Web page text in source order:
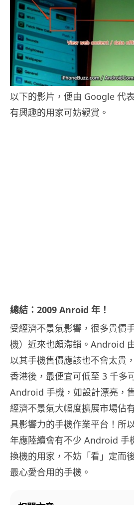
以下的影片，便由 Google 代
有興趣的用家可妨觀賞。
總結：2009 Anroid 年！
受經濟不景氣影響，很多貴價
機）近來也頗滯銷。Android
以其手機售價應該也不會太貴
香港後，最便宜可低至 3 千多
Android 手機，如設計漂亮，
經濟不景氣大幅度擴展市場佔
具影響力的手機作業平台！所
年應陸續會有不少 Android 手
換機的用家，不妨「看」定而
最心愛合用的手機。